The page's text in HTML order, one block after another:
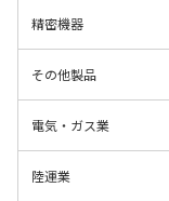
精密機器
その他製品
電気・ガス業
陸運業